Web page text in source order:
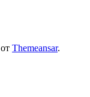
от Themeansar.